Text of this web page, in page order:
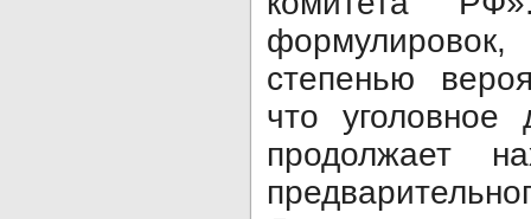
степенью
что
продолжает